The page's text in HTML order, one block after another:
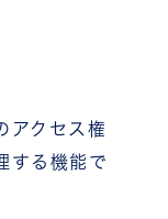
アクセス権
する機能で